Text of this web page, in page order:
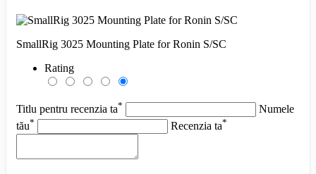
SmallRig 3025 Mounting Plate for Ronin S/SC
Rating
Titlu pentru recenzia ta*
Numele
tău* Recenzia ta*